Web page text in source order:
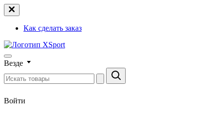
Как сделать заказ
Везде
Войти